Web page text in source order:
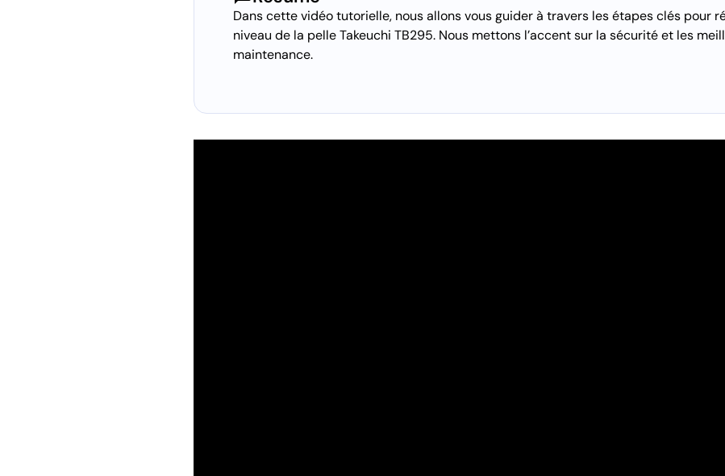
Dans cette vidéo tutorielle, nous allons vous guider à travers les étapes clés pour
niveau de la pelle Takeuchi TB295. Nous mettons l’accent sur la sécurité et les
maintenance.